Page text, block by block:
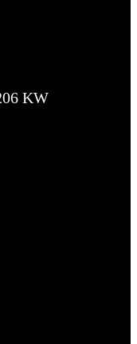
KW